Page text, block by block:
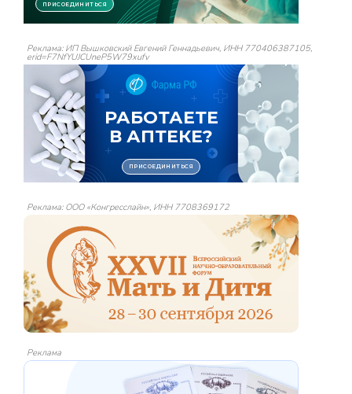
Реклама: ИП Вышковский Евгений Геннадьевич, ИНН 770406387105,
erid=F7NfYUJCUneP5W79xufv
Реклама: ООО «Конгресслайн», ИНН 7708369172
Реклама